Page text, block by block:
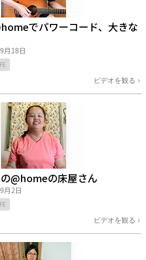
でパワーコード、大きな
月18日
ビデオを観る
@homeの床屋さん
月2日
ビデオを観る